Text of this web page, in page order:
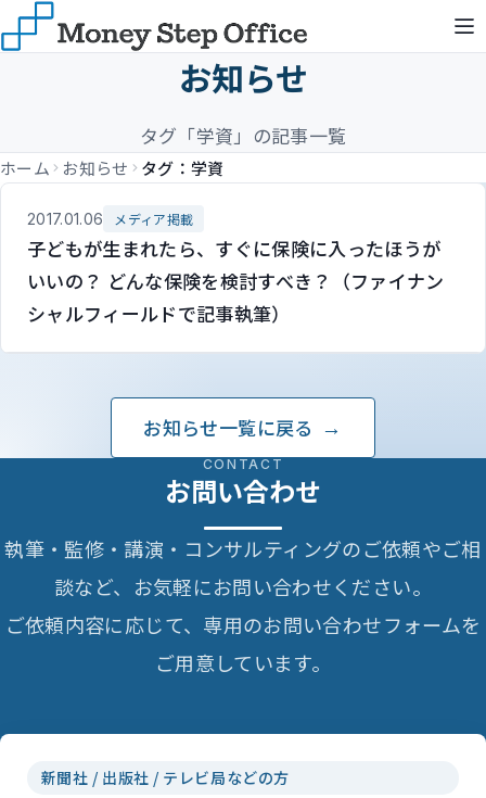
お知らせ
タグ「学資」の記事一覧
ホーム お知らせ タグ：学資
2017.01.06 メディア掲載
子どもが生まれたら、すぐに保険に入ったほうが
いいの？ どんな保険を検討すべき？（ファイナン
シャルフィールドで記事執筆）
お知らせ一覧に戻る
CONTACT
お問い合わせ
執筆・監修・講演・コンサルティングのご依頼やご相
談など、お気軽にお問い合わせください。
ご依頼内容に応じて、専用のお問い合わせフォームを
ご用意しています。
新聞社 / 出版社 / テレビ局などの方